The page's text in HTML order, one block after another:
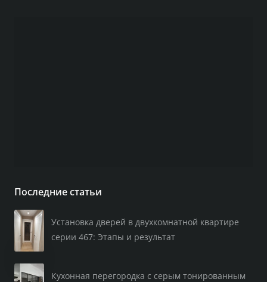
Последние статьи
Установка дверей в двухкомнатной квартире
серии 467: Этапы и результат
Кухонная перегородка с серым тонированным